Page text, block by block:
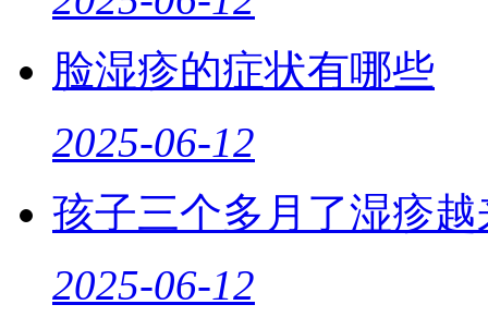
脸湿疹的症状有哪些
2025-06-12
孩子三个多月了湿疹
2025-06-12